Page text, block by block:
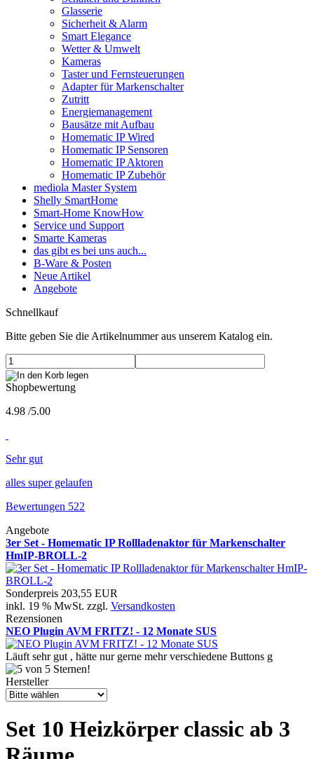
Glasserie
Sicherheit & Alarm
Smart Elegance
Wetter & Umwelt
Kameras
Taster und Fernsteuerungen
Adapter für Markenschalter
Zutritt
Energiemanagement
Bausätze mit Aufbau
Homematic IP Wired
Homematic IP Sensoren
Homematic IP Aktoren
Homematic IP Zubehör
mediola Master System
Shelly SmartHome
Smart-Home KnowHow
Service und Support
Smarte Kameras
das gibt es bei uns auch...
B-Ware & Posten
Neue Artikel
Angebote
Schnellkauf
Bitte geben Sie die Artikelnummer aus unserem Katalog ein.
Shopbewertung
4.98 /5.00
Sehr gut
alles super gelaufen
Bewertungen 522
Angebote
3er Set - Homematic IP Rollladenaktor für Markenschalter
HmIP-BROLL-2
Sonderpreis 203,55 EUR
inkl. 19 % MwSt. zzgl. Versandkosten
Rezensionen
NEO Plugin AVM FRITZ! - 12 Monate SUS
Läuft sehr gut , hätte nur gerne mehr verschiedene Buttons g
Hersteller
Set 10 Heizkörper classic ab 3